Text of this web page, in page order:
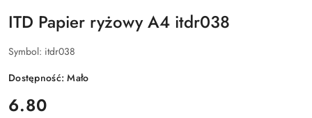
ITD Papier ryżowy A4 itdr038
Symbol: itdr038
Dostępność:Mało
cena:
6.80